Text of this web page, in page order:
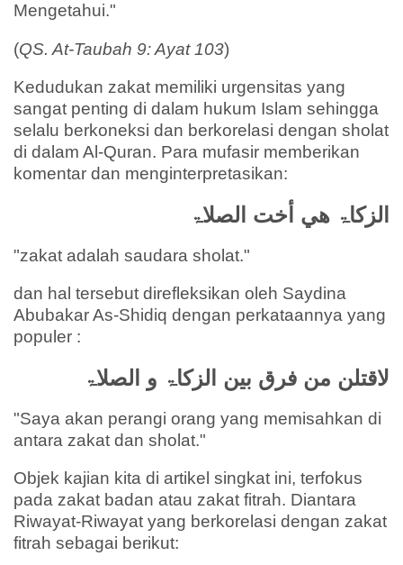
Mengetahui."
(QS. At-Taubah 9: Ayat 103)
Kedudukan zakat memiliki urgensitas yang
sangat penting di dalam hukum Islam sehingga
selalu berkoneksi dan berkorelasi dengan sholat
di dalam Al-Quran. Para mufasir memberikan
komentar dan menginterpretasikan:
الزكاۃ هي أخت الصلاۃ
"zakat adalah saudara sholat."
dan hal tersebut direfleksikan oleh Saydina
Abubakar As-Shidiq dengan perkataannya yang
populer :
لاقتلن من فرق بین الزكاۃ و الصلاۃ
"Saya akan perangi orang yang memisahkan di
antara zakat dan sholat."
Objek kajian kita di artikel singkat ini, terfokus
pada zakat badan atau zakat fitrah. Diantara
Riwayat-Riwayat yang berkorelasi dengan zakat
fitrah sebagai berikut: